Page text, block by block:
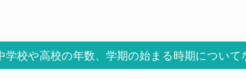
学校や高校の年数、学期の始まる時期について